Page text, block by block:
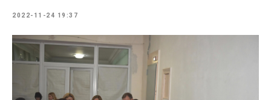
2022-11-24 19:37